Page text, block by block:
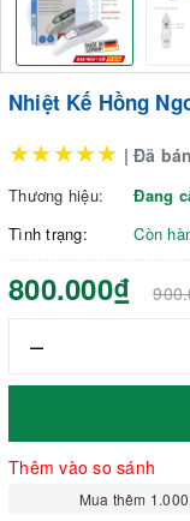
Nhiệt Kế Hồng
★★★★★ | Đã
Thương hiệu:
Đang
Tình trạng:
Còn
800.000₫
–
Thêm vào so sánh
Mua thêm